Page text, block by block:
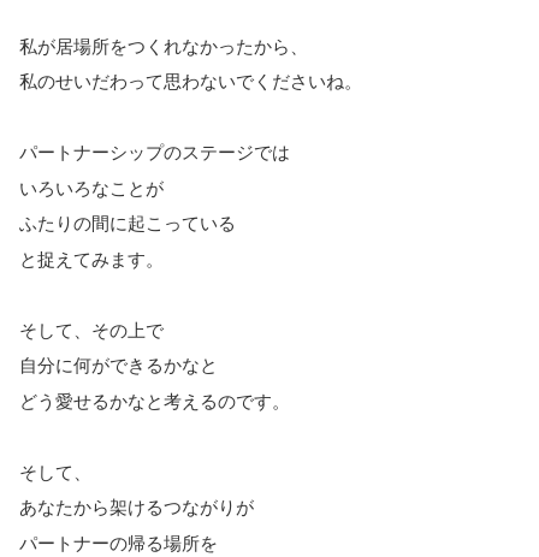
私が居場所をつくれなかったから、
私のせいだわって思わないでくださいね。
パートナーシップのステージでは
いろいろなことが
ふたりの間に起こっている
と捉えてみます。
そして、その上で
自分に何ができるかなと
どう愛せるかなと考えるのです。
そして、
あなたから架けるつながりが
パートナーの帰る場所を